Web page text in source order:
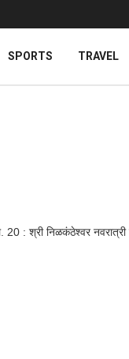
SPORTS TRAVEL
20 : श्री निळकंठेश्वर